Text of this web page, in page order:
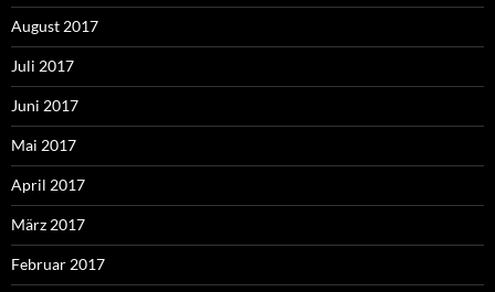
August 2017
Juli 2017
Juni 2017
Mai 2017
April 2017
März 2017
Februar 2017